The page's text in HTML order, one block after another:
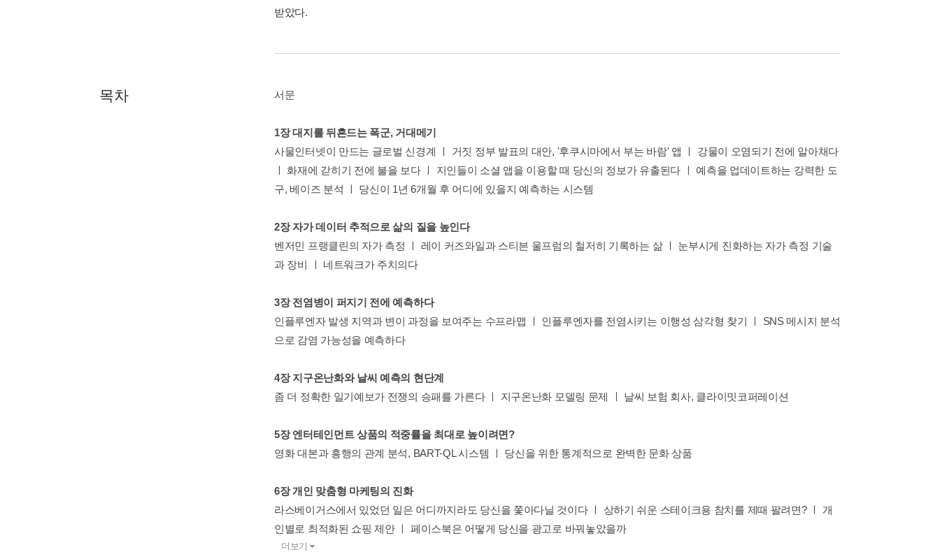
받았다.
목차 서문
1장 대지를 뒤흔드는 폭군, 거대메기
사물인터넷이 만드는 글로벌 신경계 ㅣ 거짓 정부 발표의 대안, '후쿠시마에서 부는 바람' 앱 ㅣ 강물이 오염되기 전에 알아채다
ㅣ 화재에 갇히기 전에 불을 보다 ㅣ 지인들이 소셜 앱을 이용할 때 당신의 정보가 유출된다 ㅣ 예측을 업데이트하는 강력한 도
구, 베이즈 분석 ㅣ 당신이 1년 6개월 후 어디에 있을지 예측하는 시스템
2장 자가 데이터 추적으로 삶의 질을 높인다
벤저민 프랭클린의 자가 측정 ㅣ 레이 커즈와일과 스티븐 울프럼의 철저히 기록하는 삶 ㅣ 눈부시게 진화하는 자가 측정 기술
과 장비 ㅣ 네트워크가 주치의다
3장 전염병이 퍼지기 전에 예측하다
인플루엔자 발생 지역과 변이 과정을 보여주는 수프라맵 ㅣ 인플루엔자를 전염시키는 이행성 삼각형 찾기 ㅣ SNS 메시지 분석
으로 감염 가능성을 예측하다
4장 지구온난화와 날씨 예측의 현단계
좀 더 정확한 일기예보가 전쟁의 승패를 가른다 ㅣ 지구온난화 모델링 문제 ㅣ 날씨 보험 회사, 클라이밋코퍼레이션
5장 엔터테인먼트 상품의 적중률을 최대로 높이려면?
영화 대본과 흥행의 관계 분석, BART-QL 시스템 ㅣ 당신을 위한 통계적으로 완벽한 문화 상품
6장 개인 맞춤형 마케팅의 진화
라스베이거스에서 있었던 일은 어디까지라도 당신을 쫓아다닐 것이다 ㅣ 상하기 쉬운 스테이크용 참치를 제때 팔려면? ㅣ 개
인별로 최적화된 쇼핑 제안 ㅣ 페이스북은 어떻게 당신을 광고로 바꿔놓았을까
더보기